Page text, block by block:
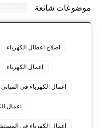
موضوعات شائعة
اصلاح اعطال الكهرباء
اعمال الكهرباء
اعمال الكهرباء فى المبانى
اعمال
اعمال الكهرباء في